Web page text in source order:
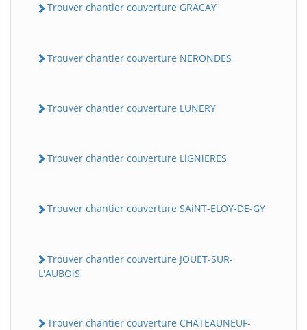
Trouver chantier couverture GRACAY
Trouver chantier couverture NERONDES
Trouver chantier couverture LUNERY
Trouver chantier couverture LiGNiERES
Trouver chantier couverture SAiNT-ELOY-DE-GY
Trouver chantier couverture JOUET-SUR-
L'AUBOiS
Trouver chantier couverture CHATEAUNEUF-